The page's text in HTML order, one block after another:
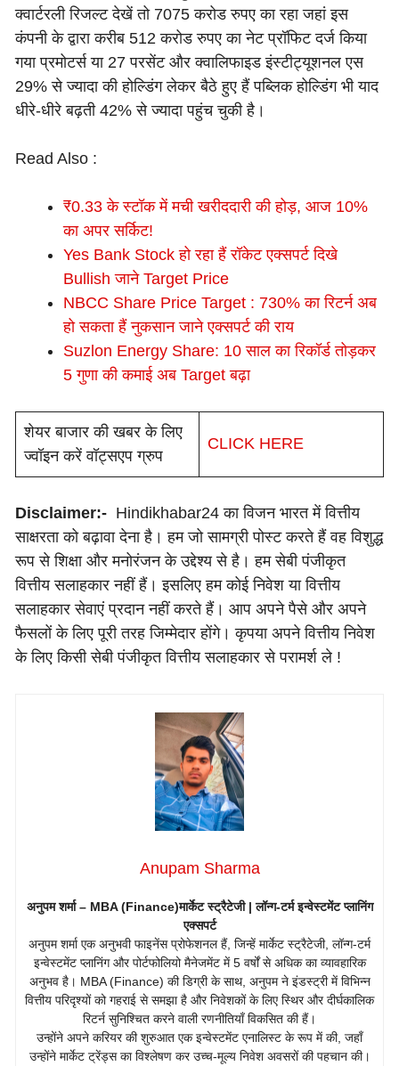
क्वार्टरली रिजल्ट देखें तो 7075 करोड रुपए का रहा जहां इस
कंपनी के द्वारा करीब 512 करोड रुपए का नेट प्रॉफिट दर्ज किया
गया प्रमोटर्स या 27 परसेंट और क्वालिफाइड इंस्टीट्यूशनल एस
29% से ज्यादा की होल्डिंग लेकर बैठे हुए हैं पब्लिक होल्डिंग भी याद
धीरे-धीरे बढ़ती 42% से ज्यादा पहुंच चुकी है।
Read Also :
₹0.33 के स्टॉक में मची खरीददारी की होड़, आज 10%
का अपर सर्किट!
Yes Bank Stock हो रहा हैं रॉकेट एक्सपर्ट दिखे
Bullish जाने Target Price
NBCC Share Price Target : 730% का रिटर्न अब
हो सकता हैं नुकसान जाने एक्सपर्ट की राय
Suzlon Energy Share: 10 साल का रिकॉर्ड तोड़कर
5 गुणा की कमाई अब Target बढ़ा
शेयर बाजार की खबर के लिए
ज्वॉइन करें वॉट्सएप ग्रुप
CLICK HERE
Disclaimer:- Hindikhabar24 का विजन भारत में वित्तीय
साक्षरता को बढ़ावा देना है। हम जो सामग्री पोस्ट करते हैं वह विशुद्ध
रूप से शिक्षा और मनोरंजन के उद्देश्य से है। हम सेबी पंजीकृत
वित्तीय सलाहकार नहीं हैं। इसलिए हम कोई निवेश या वित्तीय
सलाहकार सेवाएं प्रदान नहीं करते हैं। आप अपने पैसे और अपने
फैसलों के लिए पूरी तरह जिम्मेदार होंगे। कृपया अपने वित्तीय निवेश
के लिए किसी सेबी पंजीकृत वित्तीय सलाहकार से परामर्श ले !
Anupam Sharma
अनुपम शर्मा – MBA (Finance)मार्केट स्ट्रैटेजी | लॉन्ग-टर्म इन्वेस्टमेंट प्लानिंग
एक्सपर्ट
अनुपम शर्मा एक अनुभवी फाइनेंस प्रोफेशनल हैं, जिन्हें मार्केट स्ट्रैटेजी, लॉन्ग-टर्म
इन्वेस्टमेंट प्लानिंग और पोर्टफोलियो मैनेजमेंट में 5 वर्षों से अधिक का व्यावहारिक
अनुभव है। MBA (Finance) की डिग्री के साथ, अनुपम ने इंडस्ट्री में विभिन्न
वित्तीय परिदृश्यों को गहराई से समझा है और निवेशकों के लिए स्थिर और दीर्घकालिक
रिटर्न सुनिश्चित करने वाली रणनीतियाँ विकसित की हैं।
उन्होंने अपने करियर की शुरुआत एक इन्वेस्टमेंट एनालिस्ट के रूप में की, जहाँ
उन्होंने मार्केट ट्रेंड्स का विश्लेषण कर उच्च-मूल्य निवेश अवसरों की पहचान की।